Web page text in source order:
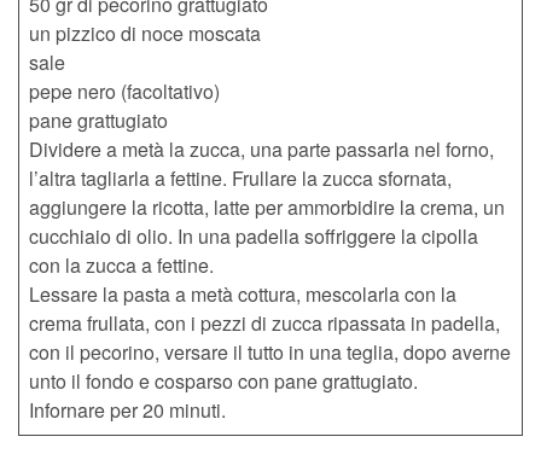
un pizzico di noce moscata
sale
pepe nero (facoltativo)
pane grattugiato
Dividere a metà la zucca, una parte passarla nel forno,
l’altra tagliarla a fettine. Frullare la zucca sfornata,
aggiungere la ricotta, latte per ammorbidire la crema, un
cucchiaio di olio. In una padella soffriggere la cipolla
con la zucca a fettine.
Lessare la pasta a metà cottura, mescolarla con la
crema frullata, con i pezzi di zucca ripassata in padella,
con il pecorino, versare il tutto in una teglia, dopo averne
unto il fondo e cosparso con pane grattugiato.
Infornare per 20 minuti.